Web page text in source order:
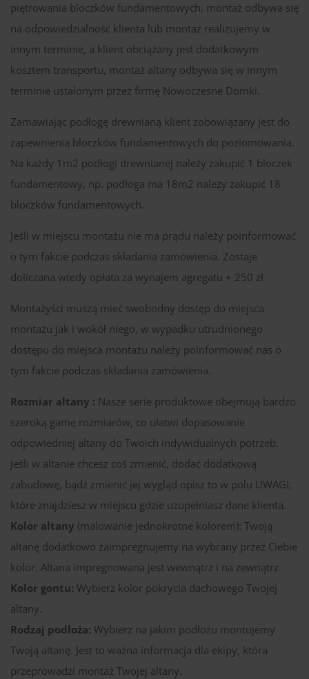
piętrowania bloczków fundamentowych, montaż odbywa się
na odpowiedzialność klienta lub montaż realizujemy w
innym terminie, a klient obciążany jest dodatkowym
kosztem transportu, montaż altany odbywa się w innym
terminie ustalonym przez firmę Nowoczesne Domki.
Zamawiając podłogę drewnianą klient zobowiązany jest do
zapewnienia bloczków fundamentowych do poziomowania.
Na każdy 1m2 podłogi drewnianej należy zakupić 1 bloczek
fundamentowy, np. podłoga ma 18m2 należy zakupić 18
bloczków fundamentowych.
Jeśli w miejscu montażu nie ma prądu należy poinformować
o tym fakcie podczas składania zamówienia. Zostaje
doliczana wtedy opłata za wynajem agregatu + 250 zł
Montażyści muszą mieć swobodny dostęp do miejsca
montażu jak i wokół niego, w wypadku utrudnionego
dostępu do miejsca montażu należy poinformować nas o
tym fakcie podczas składania zamówienia.
Rozmiar altany : Nasze serie produktowe obejmują bardzo
szeroką gamę rozmiarów, co ułatwi dopasowanie
odpowiedniej altany do Twoich indywidualnych potrzeb.
Jeśli w altanie chcesz coś zmienić, dodać dodatkową
zabudowę, bądź zmienić jej wygląd opisz to w polu UWAGI,
które znajdziesz w miejscu gdzie uzupełniasz dane klienta.
Kolor altany (malowanie jednokrotne kolorem): Twoją
altanę dodatkowo zaimpregnujemy na wybrany przez Ciebie
kolor. Altana impregnowana jest wewnątrz i na zewnątrz.
Kolor gontu: Wybierz kolor pokrycia dachowego Twojej
altany.
Rodzaj podłoża: Wybierz na jakim podłożu montujemy
Twoją altanę. Jest to ważna informacja dla ekipy, która
przeprowadzi montaż Twojej altany.